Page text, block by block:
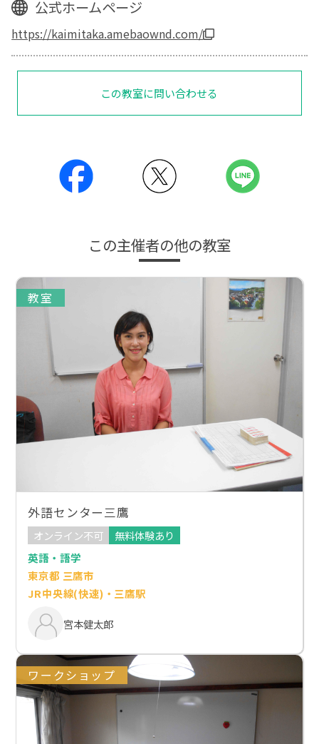
公式ホームページ
https://kaimitaka.amebaownd.com/
この教室に問い合わせる
この主催者の他の教室
教室
外語センター三鷹
オンライン不可
無料体験あり
英語・語学
東京都 三鷹市
JR中央線(快速)・三鷹駅
宮本健太郎
ワークショップ